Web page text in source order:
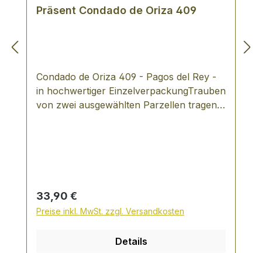
Präsent Condado de Oriza 409
Condado de Oriza 409 - Pagos del Rey -
in hochwertiger EinzelverpackungTrauben
von zwei ausgewählten Parzellen tragen
bringt extraktreiche Weine hervor. 409
Tage Lagerung im Barrique aus
französischer Allier Eiche geben ihm
Am Gaumen präsentiert er sich gut
Regulärer Preis:
33,90 €
Preise inkl. MwSt. zzgl. Versandkosten
Details